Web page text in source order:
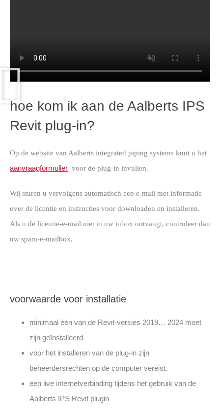
hoe kom ik aan de Aalberts IPS
Revit plug-in?
Op de website van Aalberts integrated piping systems kunt u het
aanvraagformulier voor de plug-in invullen.
Wij sturen u vervolgens automatisch een e-mail met informatie
over de licentie en instructies voor downloaden en installeren.
Als u de licentie-e-mail niet in uw inbox ontvangt, controleer dan
uw spam-e-mailbox.
voorwaarde voor installatie
minimaal één van de Revit-versies 2019… 2024 moet
zijn geïnstalleerd
voor het installeren van de plug-in zijn
beheerdersrechten op de computer vereist.
een live internetverbinding tijdens het gebruik van de
Aalberts IPS Revit plugin